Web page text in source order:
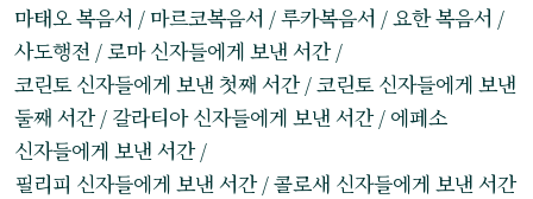
마태오 복음서 / 마르코복음서 / 루카복음서 / 요한 복음서 /
사도행전 / 로마 신자들에게 보낸 서간 /
코린토 신자들에게 보낸 첫째 서간 / 코린토 신자들에게 보낸
둘째 서간 / 갈라티아 신자들에게 보낸 서간 / 에페소
신자들에게 보낸 서간 /
필리피 신자들에게 보낸 서간 / 콜로새 신자들에게 보낸 서간